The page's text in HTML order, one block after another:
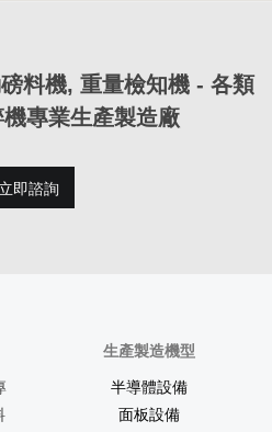
料機, 重量檢知機 - 各類
專業生產製造廠
立即諮詢
生產製造機型
半導體設備
面板設備